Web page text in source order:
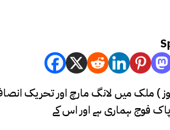
) ملک میں لانگ مارچ اور تحریک
فوج ہماری ہے اور اس کے